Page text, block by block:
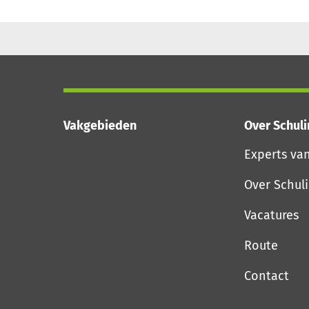
Vakgebieden
Over
Experts
Over
Vacatures
Route
Contact